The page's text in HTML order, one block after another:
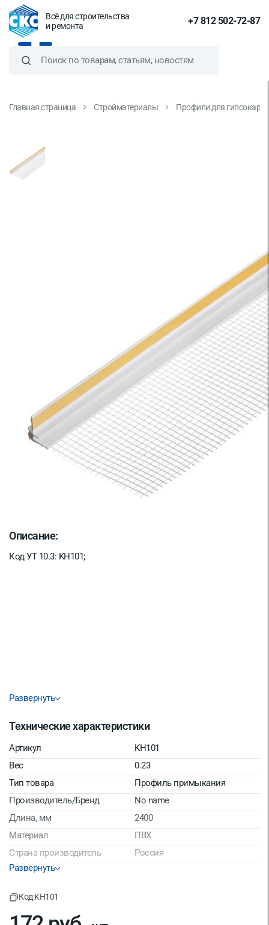
Всё для строительства
и ремонта
+7 812 502-72-87
Главная страница Стройматериалы Профили для
самоклеящийся с сеткой 9 мм
2.4 м пластиковый
Описание:
Код УТ 10.3: KH101;
Развернуть
Технические характеристики
Артикул
KH101
Вес
0.23
Тип товара
Профиль примыкания
Производитель/Бренд
No name
Длина, мм
2400
Материал
ПВХ
Страна производитель
Россия
Развернуть
Код:KH101